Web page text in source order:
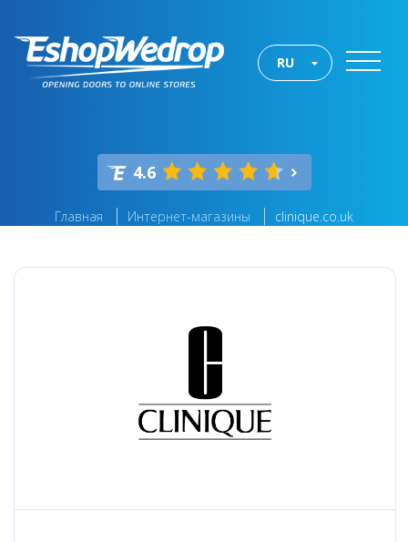
RU
4.6
Главная Интернет-магазины clinique.co.uk